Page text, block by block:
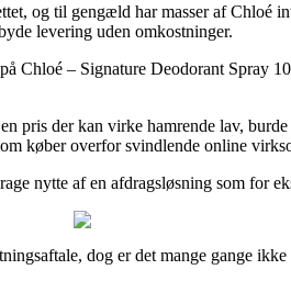
og til gengæld har masser af Chloé
levering uden omkostninger.
– Signature Deodorant Spray
pris der kan virke hamrende lav,
køber overfor svindlende online
nytte af en afdragsløsning som for
dog er det mange gange